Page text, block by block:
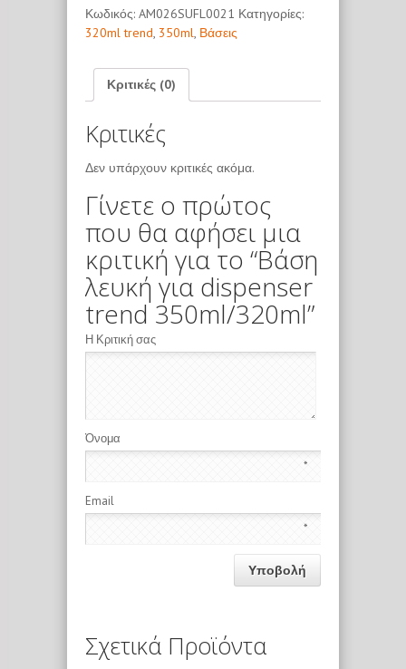
Κωδικός: AM026SUFL0021 Κατηγορίες:
320ml trend, 350ml, Βάσεις
Κριτικές (0)
Κριτικές
Δεν υπάρχουν κριτικές ακόμα.
Γίνετε ο πρώτος
που θα αφήσει μια
κριτική για το “Βάση
λευκή για dispenser
trend 350ml/320ml”
Η Κριτική σας
Όνομα
*
Email
*
Σχετικά Προϊόντα